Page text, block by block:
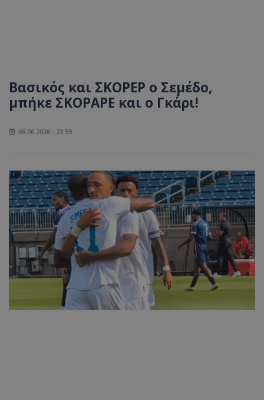
Βασικός και ΣΚΟΡΕΡ ο Σεμέδο,
μπήκε ΣΚΟΡΑΡΕ και ο Γκάρι!
06.06.2026 - 23:59